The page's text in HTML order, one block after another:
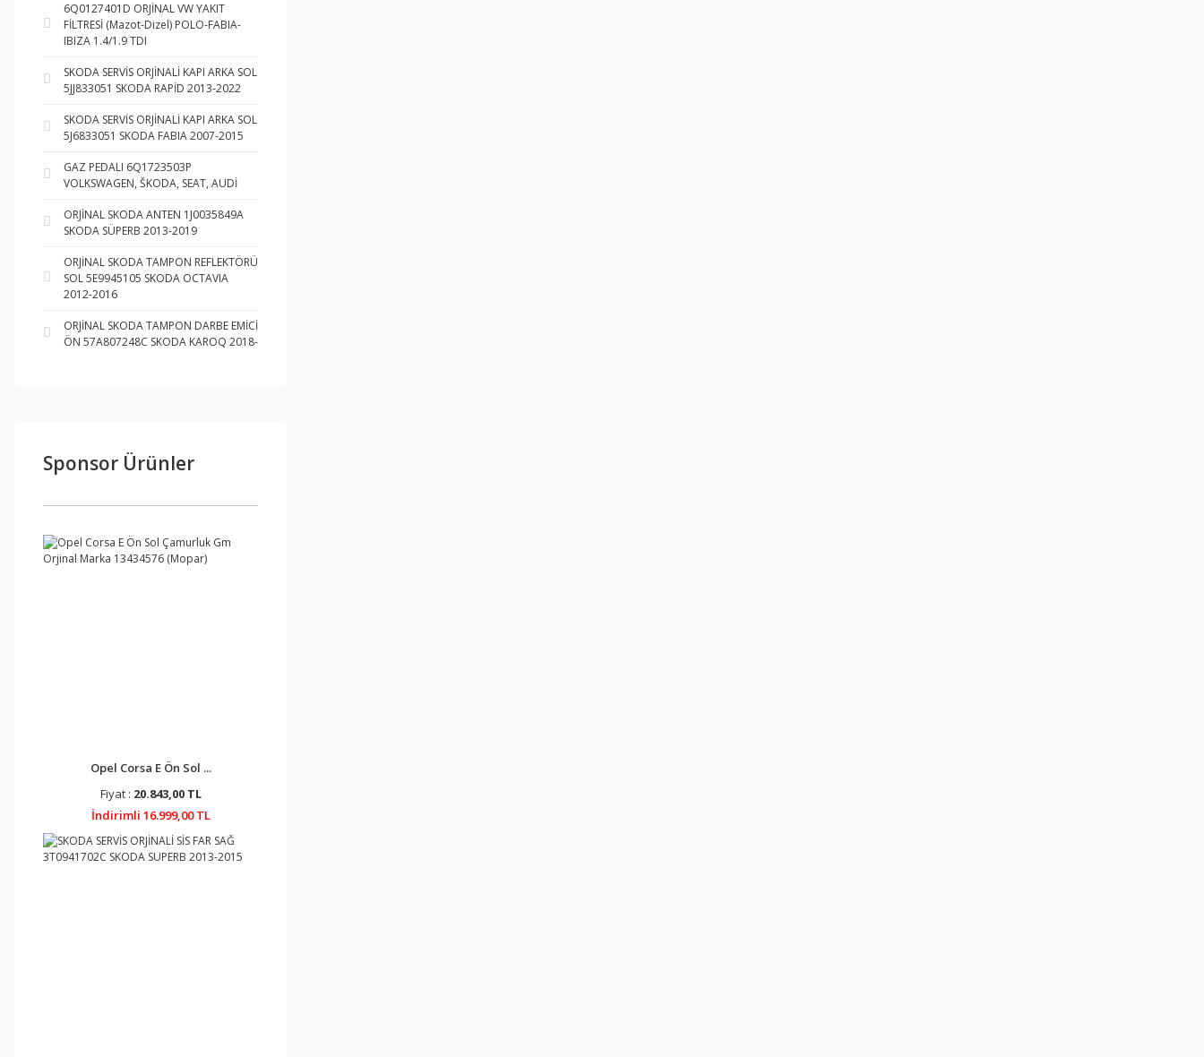
6Q0127401D ORJİNAL VW YAKIT
FİLTRESİ (Mazot-Dizel) POLO-FABIA-
IBIZA 1.4/1.9 TDI
SKODA SERVİS ORJİNALİ KAPI ARKA SOL
5JJ833051 SKODA RAPİD 2013-2022
SKODA SERVİS ORJİNALİ KAPI ARKA SOL
5J6833051 SKODA FABIA 2007-2015
GAZ PEDALI 6Q1723503P
VOLKSWAGEN, ŠKODA, SEAT, AUDİ
ORJİNAL SKODA ANTEN 1J0035849A
SKODA SÜPERB 2013-2019
ORJİNAL SKODA TAMPON REFLEKTÖRÜ
SOL 5E9945105 SKODA OCTAVIA
2012-2016
ORJİNAL SKODA TAMPON DARBE EMİCİ
ÖN 57A807248C SKODA KAROQ 2018-
Sponsor Ürünler
Opel Corsa E Ön Sol ...
Fiyat : 20.843,00 TL
İndirimli 16.999,00 TL